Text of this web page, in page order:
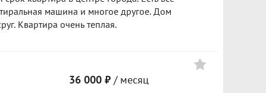
машина и многое другое. Дом
вокруг. Квартира очень теплая.
36 000 ₽ / месяц